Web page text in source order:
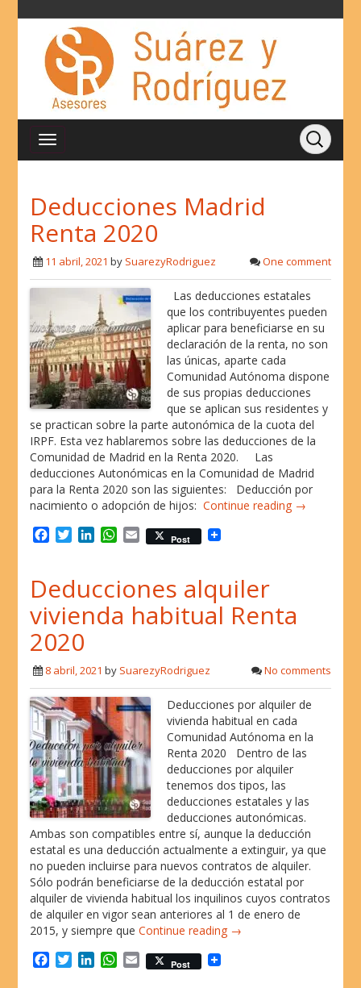
Deducciones Madrid
Renta 2020
11 abril, 2021 by SuarezyRodriguez One comment
Las deducciones estatales
que los contribuyentes pueden
aplicar para beneficiarse en su
declaración de la renta, no son
las únicas, aparte cada
Comunidad Autónoma dispone
de sus propias deducciones
que se aplican sus residentes y
se practican sobre la parte autonómica de la cuota del
IRPF. Esta vez hablaremos sobre las deducciones de la
Comunidad de Madrid en la Renta 2020. Las
deducciones Autonómicas en la Comunidad de Madrid
para la Renta 2020 son las siguientes: Deducción por
nacimiento o adopción de hijos:Continue reading →
e
b
o
o
k
T
t
t
e
r
k
e
d
W
t
s
A
E
i
l
Post
Deducciones alquiler
vivienda habitual Renta
2020
8 abril, 2021 by SuarezyRodriguez No comments
Deducciones por alquiler de
vivienda habitual en cada
Comunidad Autónoma en la
Renta 2020 Dentro de las
deducciones por alquiler
tenemos dos tipos, las
deducciones estatales y las
deducciones autonómicas.
Ambas son compatibles entre sí, aunque la deducción
estatal es una deducción actualmente a extinguir, ya que
no pueden incluirse para nuevos contratos de alquiler.
Sólo podrán beneficiarse de la deducción estatal por
alquiler de vivienda habitual los inquilinos cuyos contratos
de alquiler en vigor sean anteriores al 1 de enero de
2015, y siempre queContinue reading →
T
W
E
Post